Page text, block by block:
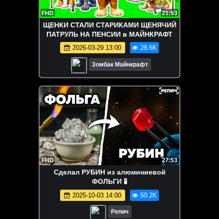
FHD 21:53
ЩЕНКИ СТАЛИ СТАРИКАМИ ЩЕНЯЧИЙ
ПАТРУЛЬ НА ПЕНСИИ в МАЙНКРАФТ
2026-03-29 13:00 28.6K
Зомбак Майнкрафт
FHD 27:53
Сделал РУБИН из алюминиевой
ФОЛЬГИ 🧪
2025-10-03 14:00 50.2K
Репич